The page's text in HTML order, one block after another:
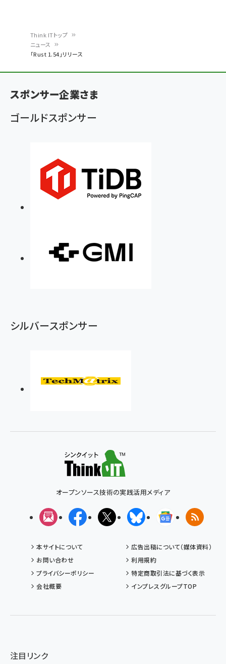
ン
く
ず
Think ITトップ
ニュース
「Rust 1.54」リリース
スポンサー企業さま
ゴールドスポンサー
シルバースポンサー
オープンソース技術の実践活用メディア
メルマガFacebookX(エックス)BlueskyGoogleニュ
RSS
本サイトについて
広告出稿について（媒体資料）
お問い合わせ
利用規約
プライバシーポリシー
特定商取引法に基づく表示
会社概要
インプレスグループTOP
注目リンク